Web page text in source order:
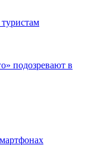
подозревают в